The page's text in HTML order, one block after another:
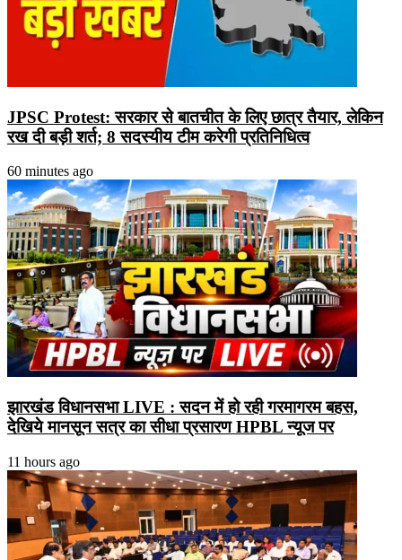
JPSC Protest: सरकार से बातचीत के लिए छात्र तैयार, लेकिन
रख दी बड़ी शर्त; 8 सदस्यीय टीम करेगी प्रतिनिधित्व
60 minutes ago
झारखंड विधानसभा LIVE : सदन में हो रही गरमागरम बहस,
देखिये मानसून सत्र का सीधा प्रसारण HPBL न्यूज पर
11 hours ago